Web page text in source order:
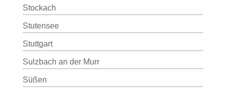
Stockach
Stutensee
Stuttgart
Sulzbach an der Murr
Süßen